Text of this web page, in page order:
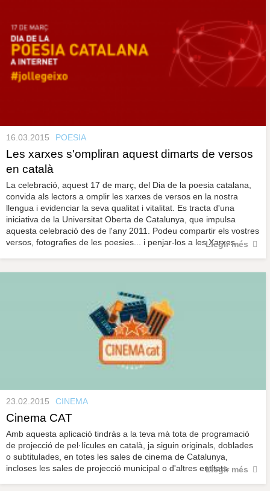
16.03.2015 POESIA
Les xarxes s'ompliran aquest dimarts de versos
en català
La celebració, aquest 17 de març, del Dia de la poesia catalana,
convida als lectors a omplir les xarxes de versos en la nostra
llengua i evidenciar la seva qualitat i vitalitat. Es tracta d'una
iniciativa de la Universitat Oberta de Catalunya, que impulsa
aquesta celebració des de l'any 2011. Podeu compartir els vostres
versos, fotografies de les poesies... i penjar-los a les Xarxes.
Llegir més
23.02.2015 CINEMA
Cinema CAT
Amb aquesta aplicació tindràs a la teva mà tota de programació
de projecció de pel·lícules en català, ja siguin originals, doblades
o subtitulades, en totes les sales de cinema de Catalunya,
incloses les sales de projecció municipal o d'altres entitats.
Llegir més